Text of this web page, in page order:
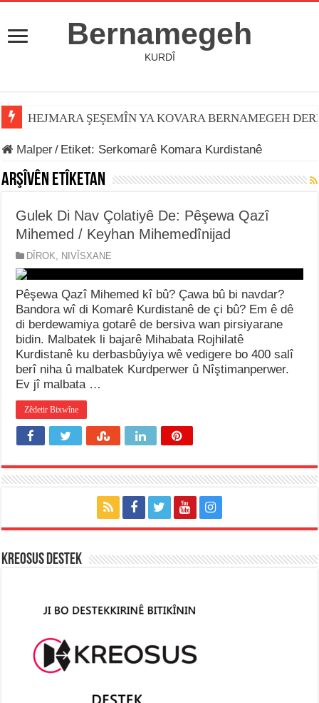
Bernamegeh
KURDÎ
HEJMARA ŞEŞEMÎN YA KOVARA BERNAMEGEH
Malper/ Etiket: Serkomarê Komara Kurdistanê
Arşîvên Etîketan
Gulek Di Nav Çolatiyê De: Pêşewa Qazî
Mihemed / Keyhan Mihemedînijad
DÎROK, NIVÎSXANE
Pêşewa Qazî Mihemed kî bû? Çawa bû bi navdar?
Bandora wî di Komarê Kurdistanê de çi bû? Em ê dê
di berdewamiya gotarê de bersiva wan pirsiyarane
bidin. Malbatek li bajarê Mihabata Rojhilatê
Kurdistanê ku derbasbûyiya wê vedigere bo 400 salî
berî niha û malbatek Kurdperwer û Nîştimanperwer.
Ev jî malbata …
Zêdetir Bixwîne
KREOSUS DESTEK